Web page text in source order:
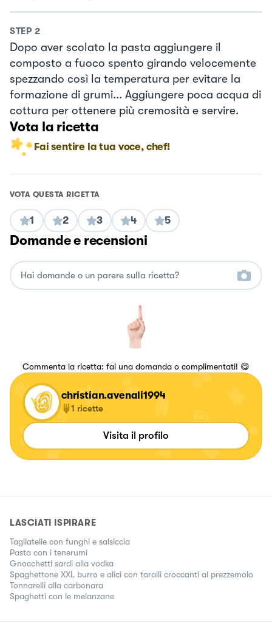
STEP 2
Dopo aver scolato la pasta aggiungere il
composto a fuoco spento girando velocemente
spezzando così la temperatura per evitare la
formazione di grumi... Aggiungere poca acqua di
cottura per ottenere più cremosità e servire.
Vota la ricetta
Fai sentire la tua voce, chef!
VOTA QUESTA RICETTA
1 2 3 4 5
Domande e recensioni
Commenta la ricetta: fai una domanda o complimentati! 😋
christian.avenali1994
1 ricette
Visita il profilo
LASCIATI ISPIRARE
Tagliatelle con funghi e salsiccia
Pasta con i tenerumi
Gnocchetti sardi alla vodka
Spaghettone XXL burro e alici con taralli croccanti al prezzemolo
Tonnarelli alla carbonara
Spaghetti con le melanzane